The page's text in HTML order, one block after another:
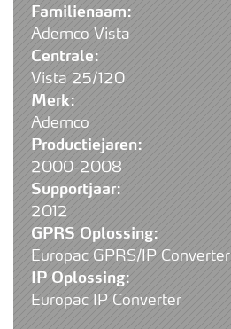
Familienaam:
Ademco Vista
Centrale:
Vista 25/120
Merk:
Ademco
Productiejaren:
2000-2008
Supportjaar:
2012
GPRS Oplossing:
Europac GPRS/IP Converter
IP Oplossing:
Europac IP Converter